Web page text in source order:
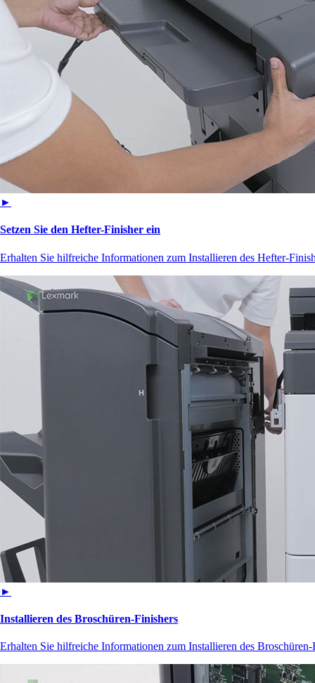
►
Setzen Sie den Hefter-Finisher ein
Erhalten Sie hilfreiche Informationen zum Installieren des Hefter-
►
Installieren des Broschüren-Finishers
Erhalten Sie hilfreiche Informationen zum Installieren des